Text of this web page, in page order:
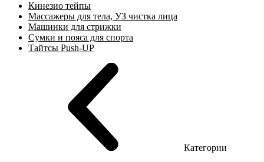
Кинезио тейпы
Массажеры для тела, УЗ чистка лица
Машинки для стрижки
Сумки и пояса для спорта
Тайтсы Push-UP
Категории